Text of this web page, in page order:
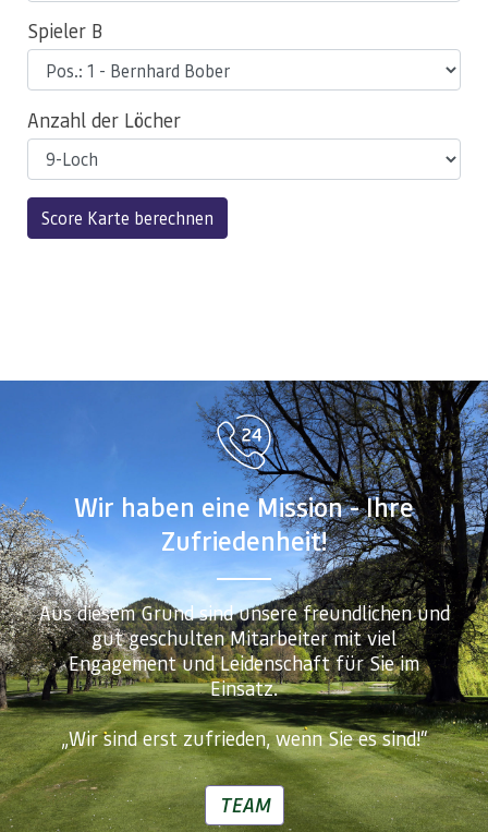
Spieler B
Anzahl der Löcher
Score Karte berechnen
Wir haben eine Mission - Ihre
Zufriedenheit!
Aus diesem Grund sind unsere freundlichen und
gut geschulten Mitarbeiter mit viel
Engagement und Leidenschaft für Sie im
Einsatz.
„Wir sind erst zufrieden, wenn Sie es sind!“
TEAM